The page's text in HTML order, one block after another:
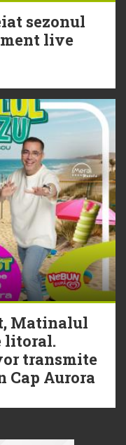
Rose -
sezonul
live
Matinalul
litoral.
transmite
Cap Aurora